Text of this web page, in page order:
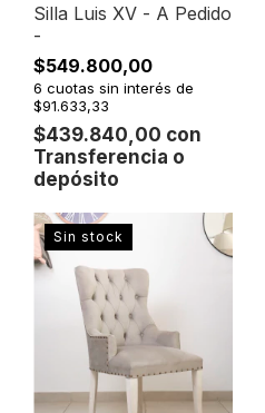
Silla Luis XV - A Pedido
-
$549.800,00
$439.840,00 con
Transferencia o
depósito
6 cuotas sin interés de
$91.633,33
Sin stock